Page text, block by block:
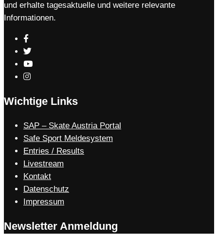
und erhalte tagesaktuelle und weitere relevante
Informationen.
Wichtige Links
SAP – Skate Austria Portal
Safe Sport Meldesystem
Entries / Results
Livestream
Kontakt
Datenschutz
Impressum
Newsletter Anmeldung